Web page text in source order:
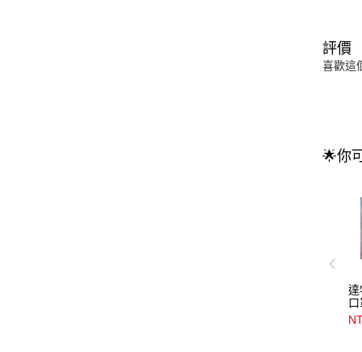
評價
喜歡這
🌟你
達